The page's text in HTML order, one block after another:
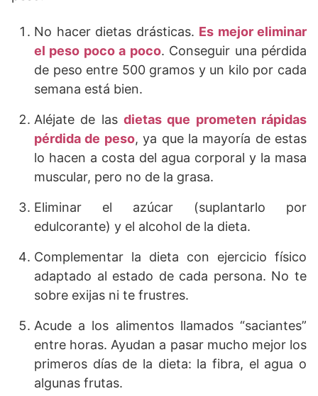
No hacer dietas drásticas. Es mejor eliminar
el peso poco a poco. Conseguir una pérdida
de peso entre 500 gramos y un kilo por cada
semana está bien.
Aléjate de las dietas que prometen rápidas
pérdida de peso, ya que la mayoría de estas
lo hacen a costa del agua corporal y la masa
muscular, pero no de la grasa.
Eliminar el azúcar (suplantarlo por
edulcorante) y el alcohol de la dieta.
Complementar la dieta con ejercicio físico
adaptado al estado de cada persona. No te
sobre exijas ni te frustres.
Acude a los alimentos llamados “saciantes”
entre horas. Ayudan a pasar mucho mejor los
primeros días de la dieta: la fibra, el agua o
algunas frutas.